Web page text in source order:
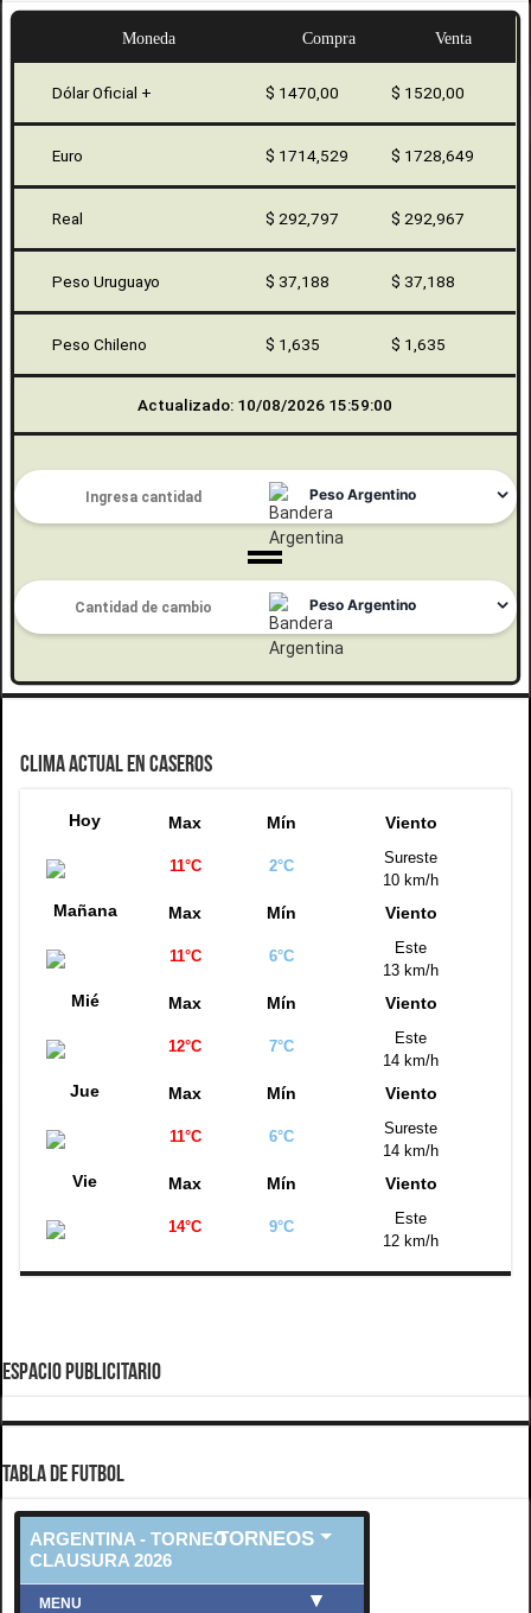
Moneda Compra Venta
Dólar Oficial + $ 1470,00 $ 1520,00
Euro $ 1714,529 $ 1728,649
Real $ 292,797 $ 292,967
Peso Uruguayo $ 37,188 $ 37,188
Peso Chileno $ 1,635 $ 1,635
Actualizado: 10/08/2026 15:59:00
CLIMA ACTUAL EN CASEROS
Hoy Max Mín Viento
11°C 2°C
Sureste
10 km/h
Mañana Max Mín Viento
11°C 6°C
Este
13 km/h
Mié Max Mín Viento
12°C 7°C
Este
14 km/h
Jue Max Mín Viento
11°C 6°C
Sureste
14 km/h
Vie Max Mín Viento
14°C 9°C
Este
12 km/h
ESPACIO PUBLICITARIO
TABLA DE FUTBOL